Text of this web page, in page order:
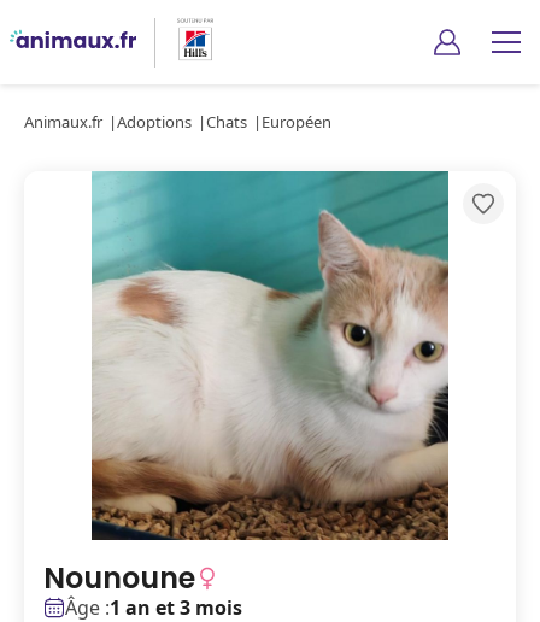
Animaux.fr Adoptions Chats Européen
Nounoune
Âge :1 an et 3 mois